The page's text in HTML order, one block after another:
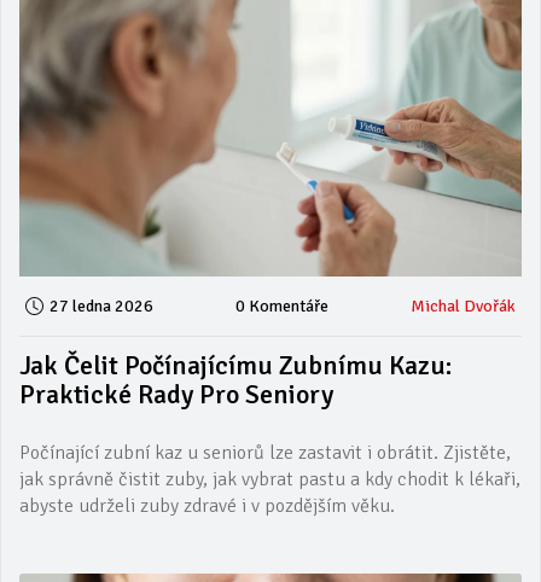
27 ledna 2026 0 Komentáře Michal Dvořák
Jak Čelit Počínajícímu Zubnímu Kazu:
Praktické Rady Pro Seniory
Počínající zubní kaz u seniorů lze zastavit i obrátit. Zjistěte,
jak správně čistit zuby, jak vybrat pastu a kdy chodit k lékaři,
abyste udrželi zuby zdravé i v pozdějším věku.